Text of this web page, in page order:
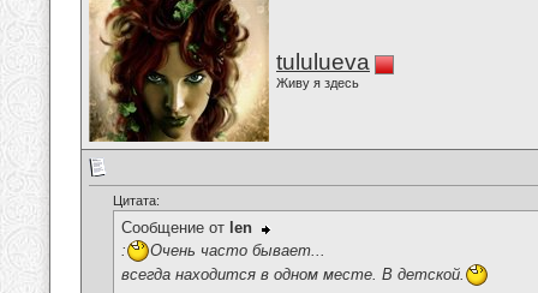
tululueva
Живу я здесь
Цитата:
Сообщение от len
:
Очень часто бывает...
всегда находится в одном месте. В детской.